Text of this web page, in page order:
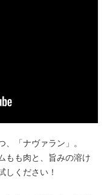
「ナヴァラン」。
もも肉と、旨みの溶け
しください！